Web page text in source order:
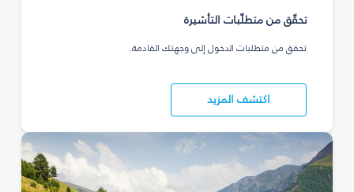
تحقّق من متطلّبات التأشيرة
تحقق من متطلبات الدخول إلى وجهتك القادمة.
اكتشف المزيد